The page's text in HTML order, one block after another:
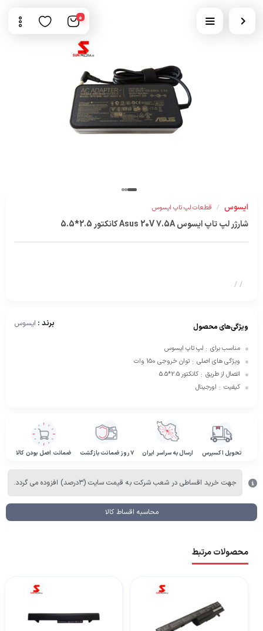
0
ایسوس / قطعات لپ تاپ ایسوس
شارژر لپ تاپ ایسوس Asus 20V 7.5A کانکتور 2.5*5.5
/
/
برند : ایسوس ویژگی‌های محصول
مناسب برای : لپ تاپ ایسوس
ویژگی های اصلی : توان خروجی 150 وات
اتصال از طریق : کانکتور 2.5*5.5
کیفیت : اورجینال
تحویل اکسپرس ارسال به سراسر ایران ۷ روز ضمانت بازگشت ضمانت اصل بودن کالا
جهت خرید اقساطی در شعب شرکت به قیمت سایت (۳درصد) افزوده می گردد.
محاسبه اقساط کالا
محصولات مرتبط